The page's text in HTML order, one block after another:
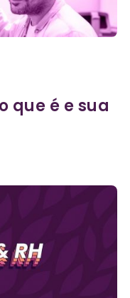
que é e sua